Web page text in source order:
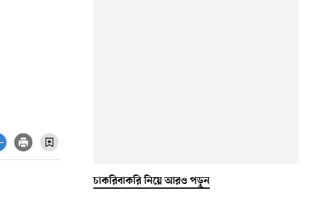
চাকরিবাকরি নিয়ে আরও পড়ুন